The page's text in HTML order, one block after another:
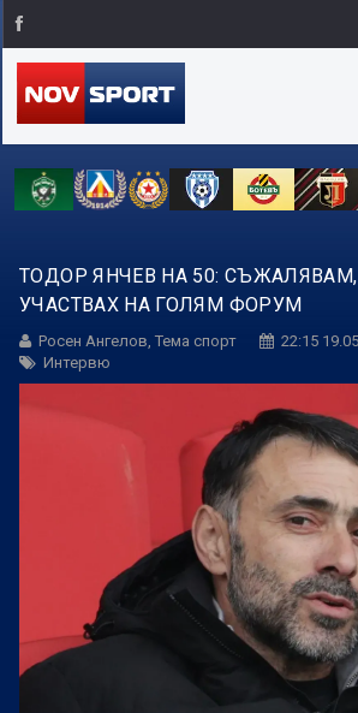
ТОДОР ЯНЧЕВ НА 50: СЪЖАЛЯВАМ,
УЧАСТВАХ НА ГОЛЯМ ФОРУМ
Росен Ангелов, Тема спорт
22:15
Интервю